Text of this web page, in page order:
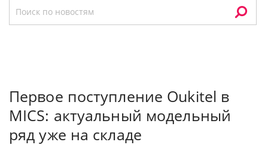
Первое поступление Oukitel в
MICS: актуальный модельный
ряд уже на складе